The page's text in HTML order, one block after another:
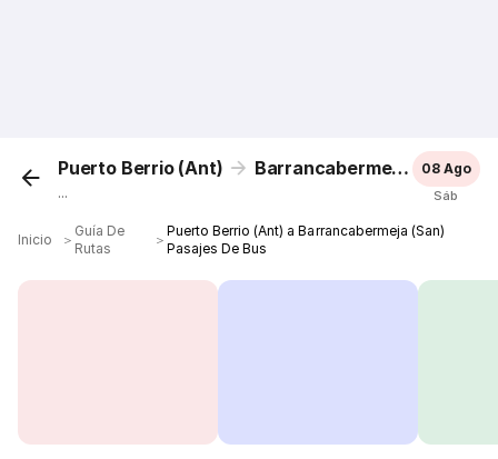
Puerto Berrio (Ant) Barrancabermeja (San)
...
08 Ago
Sáb
Inicio ＞
Guía De
Rutas
＞
Puerto Berrio (Ant) a Barrancabermeja (San)
Pasajes De Bus